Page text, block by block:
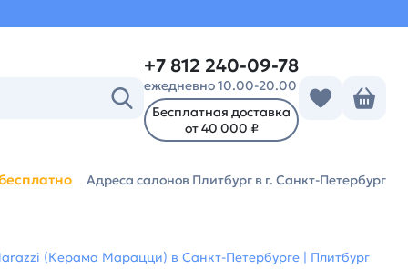
+7 812 240-09-78
ежедневно 10.00-20.00
Бесплатная доставка
от 40 000 ₽
Адреса салонов Плитбург в г. Санкт-Петербург
(Керама Марацци) в Санкт-Петербурге | Плитбург